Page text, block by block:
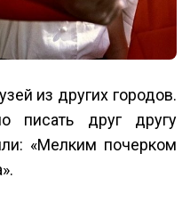
из других городов.
писать друг другу
«Мелким почерком